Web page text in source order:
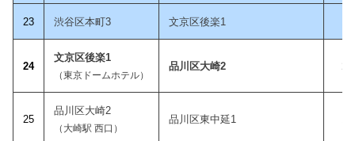
23 渋谷区本町3 文京区後楽1
24
文京区後楽1
（東京ドームホテル）
品川区大崎2
25
品川区大崎2
（大崎駅 西口）
品川区東中延1